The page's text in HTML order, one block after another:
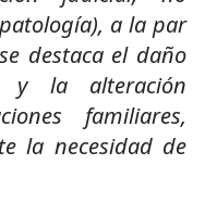
a la par
destaca el daño
y la alteración
familiares,
la necesidad de